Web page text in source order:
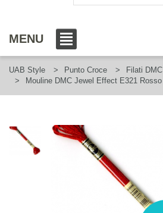
MENU
UAB Style Punto Croce
Filati DMC
Mouline DMC Jewel Effect E321 Rosso